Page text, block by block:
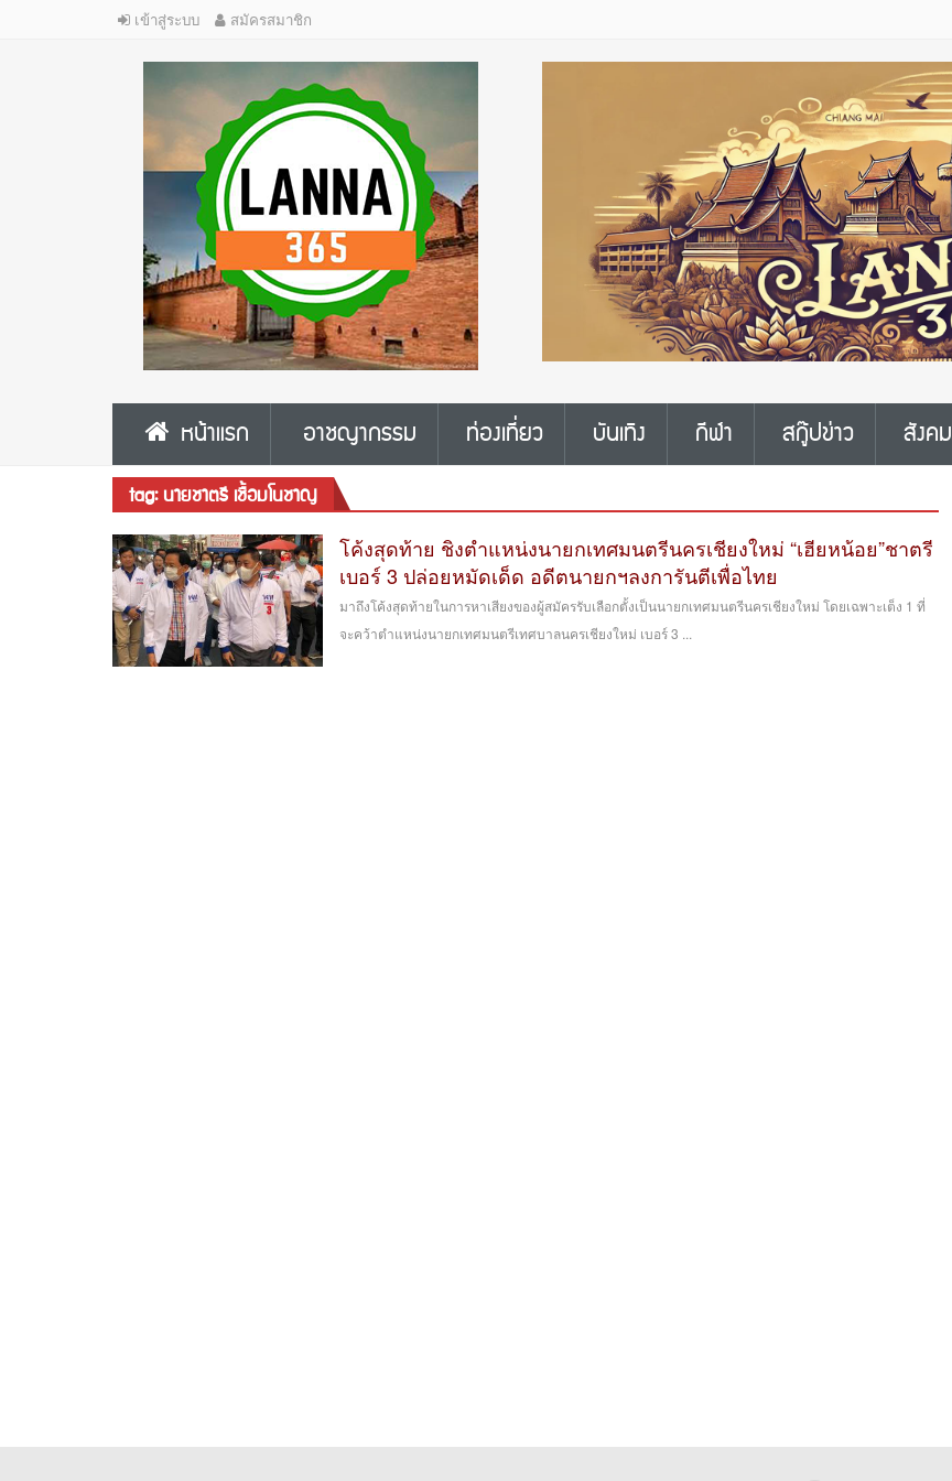
เข้าสู่ระบบ สมัครสมาชิก
หน้าแรก อาชญากรรม ท่องเที่ยว บันเทิง กีฬา สกู๊ปข่าว สังคม
tag: นายชาตรี เชื้อมโนชาญ
โค้งสุดท้าย ชิงตำแหน่งนายกเทศมนตรีนครเชียงใหม่ “เฮียหน้อย”ชาตรี
เบอร์ 3 ปล่อยหมัดเด็ด อดีตนายกฯลงการันตีเพื่อไทย
มาถึงโค้งสุดท้ายในการหาเสียงของผู้สมัครรับเลือกตั้งเป็นนายกเทศมนตรีนครเชียงใหม่ โดยเฉพาะเต็ง 1 ที่
จะคว้าตำแหน่งนายกเทศมนตรีเทศบาลนครเชียงใหม่ เบอร์ 3 ...